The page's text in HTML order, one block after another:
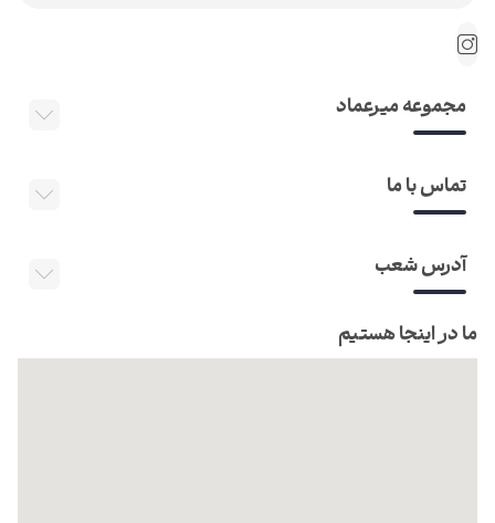
مجموعه میرعماد
تماس با ما
آدرس شعب
ما در اینجا هستیم